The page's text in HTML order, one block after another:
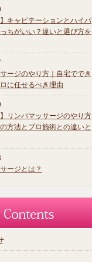
】キャビテーションとハイパ
ちがいい？違いと選び方を
ージのやり方｜自宅ででき
に任せるべき理由
】リンパマッサージのやり方
の方法とプロ施術との違いと
ージとは？